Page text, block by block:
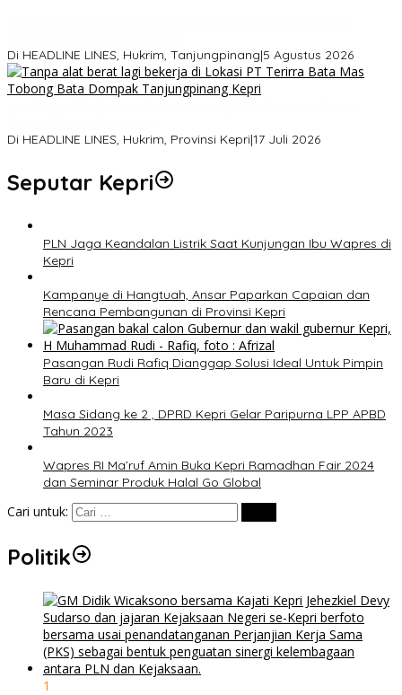
Di HEADLINE LINES, Hukrim, Tanjungpinang|5 Agustus 2026
Di HEADLINE LINES, Hukrim, Provinsi Kepri|17 Juli 2026
Seputar Kepri
PLN Jaga Keandalan Listrik Saat Kunjungan Ibu Wapres di
Kepri
Kampanye di Hangtuah, Ansar Paparkan Capaian dan
Rencana Pembangunan di Provinsi Kepri
Pasangan Rudi Rafiq Dianggap Solusi Ideal Untuk Pimpin
Baru di Kepri
Masa Sidang ke 2 , DPRD Kepri Gelar Paripurna LPP APBD
Tahun 2023
Wapres RI Ma’ruf Amin Buka Kepri Ramadhan Fair 2024
dan Seminar Produk Halal Go Global
Cari untuk:
Politik
1